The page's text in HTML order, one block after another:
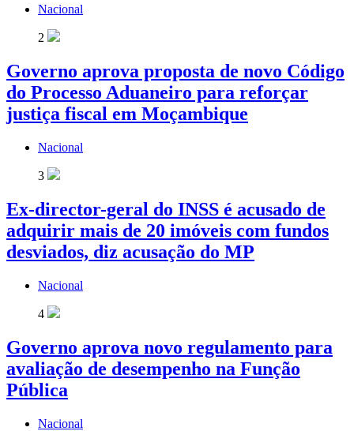
Nacional
2
Governo aprova proposta de novo Código
do Processo Aduaneiro para reforçar
justiça fiscal em Moçambique
Nacional
3
Ex-director-geral do INSS é acusado de
adquirir mais de 20 imóveis com fundos
desviados, diz acusação do MP
Nacional
4
Governo aprova novo regulamento para
avaliação de desempenho na Função
Pública
Nacional